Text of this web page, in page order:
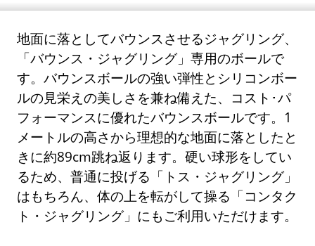
地面に落としてバウンスさせるジャグリング、
「バウンス・ジャグリング」専用のボールで
す。バウンスボールの強い弾性とシリコンボー
ルの見栄えの美しさを兼ね備えた、コスト･パ
フォーマンスに優れたバウンスボールです。1
メートルの高さから理想的な地面に落としたと
きに約89cm跳ね返ります。硬い球形をしてい
るため、普通に投げる「トス・ジャグリング」
はもちろん、体の上を転がして操る「コンタク
ト・ジャグリング」にもご利用いただけます。